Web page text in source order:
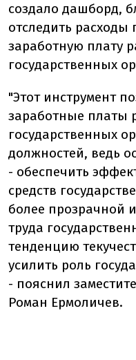
создало дашборд,
отследить расходы
заработную плату
государственных
"Этот инструмент
заработные платы
государственных
должностей, ведь
- обеспечить
средств
более прозрачной
труда
тенденцию
усилить роль
- пояснил
Роман Ермоличев.